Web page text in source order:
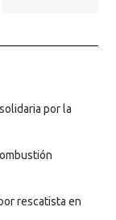
por la
rescatista en